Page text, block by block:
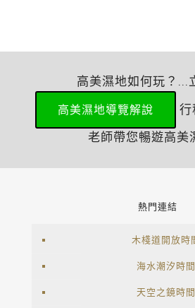
高美濕地如何玩？...
高美濕地導覽解說
行
老師帶您暢遊高美
熱門連結
木棧道開放時
海水潮汐時間
天空之鏡時間